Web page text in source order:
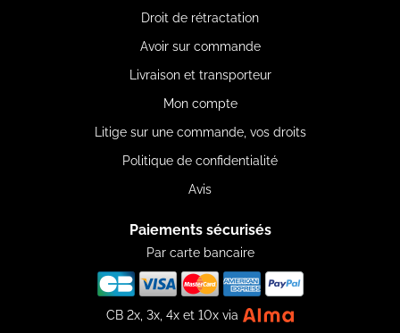
Droit de rétractation
Avoir sur commande
Livraison et transporteur
Mon compte
Litige sur une commande, vos droits
Politique de confidentialité
Avis
Paiements sécurisés
Par carte bancaire
CB 2x, 3x, 4x et 10x via